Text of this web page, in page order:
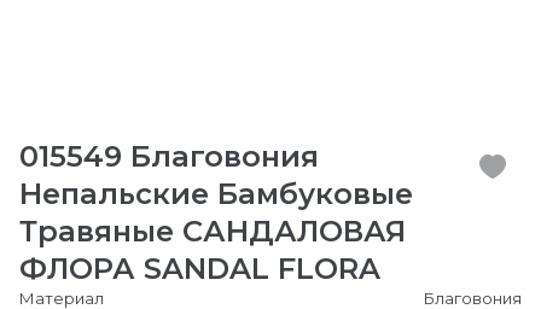
015549 Благовония
Непальские Бамбуковые
Травяные САНДАЛОВАЯ
ФЛОРА SANDAL FLORA
Материал
Благовония